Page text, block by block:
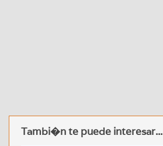
Tambi�n te puede interesar...